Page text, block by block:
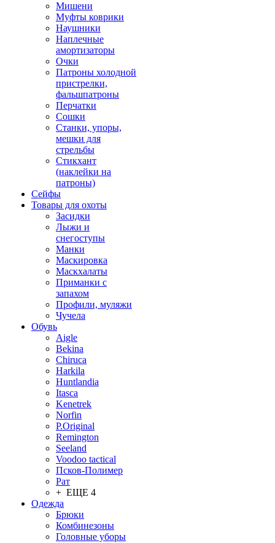
Мишени
Муфты коврики
Наушники
Наплечные
амортизаторы
Очки
Патроны холодной
пристрелки,
фальшпатроны
Перчатки
Сошки
Станки, упоры,
мешки для
стрельбы
Стикхант
(наклейки на
патроны)
Сейфы
Товары для охоты
Засидки
Лыжи и
снегоступы
Манки
Маскировка
Маскхалаты
Приманки с
запахом
Профили, муляжи
Чучела
Обувь
Aigle
Bekina
Chiruсa
Harkila
Huntlandia
Itasca
Kenetrek
Norfin
P.Original
Remington
Seeland
Voodoo tactical
Псков-Полимер
Рат
+ ЕЩЕ 4
Одежда
Брюки
Комбинезоны
Головные уборы